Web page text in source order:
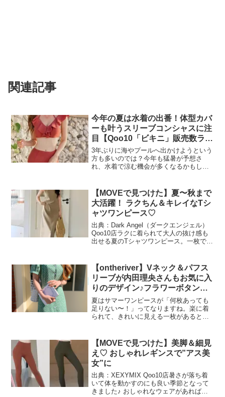
関連記事
今年の夏は水着の出番！体型カバ
ーも叶うスリーブコンシャスに注
目【Qoo10「ビキニ」販売数ラン
キング】
3年ぶりに海やプールへ出かけようという
方も多いのでは？今年も猛暑が予想さ
れ、水着で涼む機会が多くなるかもしれ
お届けします！インターネット総合ショ
ッピングモール「Qoo1...
【MOVEで見つけた】夏〜秋まで
大活躍！ ラクちん＆キレイなTシ
ャツワンピース♡
出典：Dark Angel（ダークエンジェル）
Qoo10店ラクに着られて大人の抜け感も
出せる夏のTシャツワンピース。一枚で大
たシルエットのものを選ぶのが正解♪ ラ
フさ...
【ontheriver】Vネック＆パフス
リーブが内田理央さんもお気に入
りのデザイン♪フラワーボタンロ
ングワンピース
夏はサマーワンピースが「何枚あっても
足りない〜！」ってなりますね。楽に着
られて、きれいに見える一枚があるとヘ
スリーブのontheriverのフラワーボタンロ
ングワンピ...
【MOVEで見つけた】美脚＆細見
え♡ おしゃれレギンスで”アス美
女”に
出典：XEXYMIX Qoo10店暑さが落ち着
いて体を動かすのにも良い季節となって
きました♪ おしゃれなウェアがあれば、